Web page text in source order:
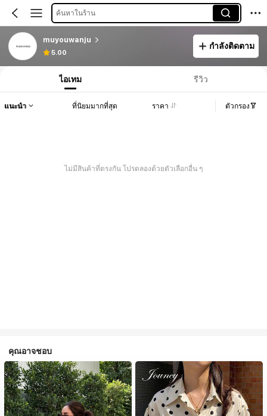
ค้นหาในร้าน
muyouwanju
5.00
กำลังติดตาม
ไอเทม รีวิว
แนะนำ ที่นิยมมากที่สุด ราคา ตัวกรอง
ไม่มีสินค้าที่ตรงกัน โปรดลองด้วยตัวเลือกอื่น ๆ
คุณอาจชอบ